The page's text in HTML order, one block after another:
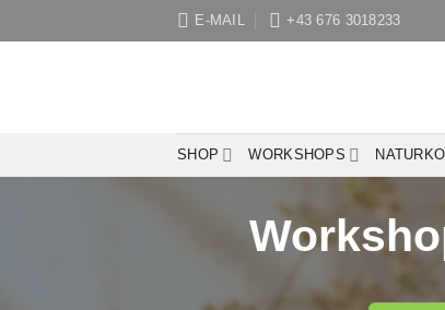
Inhalt
E-MAIL +43 676 3018233
SHOP WORKSHOPS